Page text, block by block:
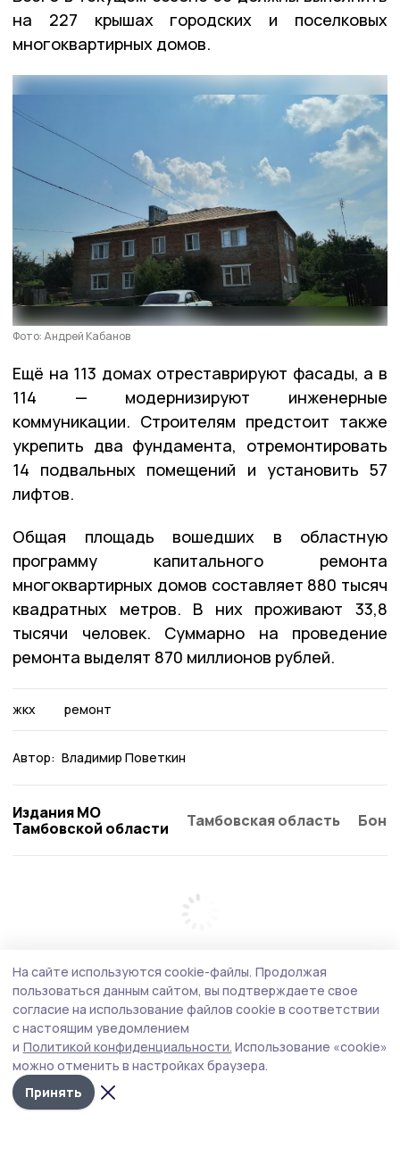
на 227 крышах городских и поселковых
многоквартирных домов.
Фото: Андрей Кабанов
Ещё на 113 домах отреставрируют фасады, а в
114 — модернизируют инженерные
коммуникации. Строителям предстоит также
укрепить два фундамента, отремонтировать
14 подвальных помещений и установить 57
лифтов.
Общая площадь вошедших в областную
программу капитального ремонта
многоквартирных домов составляет 880 тысяч
квадратных метров. В них проживают 33,8
тысячи человек. Суммарно на проведение
ремонта выделят 870 миллионов рублей.
жкх ремонт
Автор: Владимир Поветкин
Издания МО
Тамбовской области
Тамбовская область
На сайте используются cookie-файлы. Продолжая
пользоваться данным сайтом, вы подтверждаете свое
согласие на использование файлов cookie в соответствии
с настоящим уведомлением
и Политикой конфиденциальности. Использование «cookie»
можно отменить в настройках браузера.
Принять